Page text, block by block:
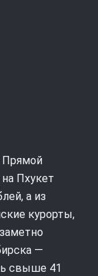
Прямой
Пхукет
а из
курорты,
—
свыше 41